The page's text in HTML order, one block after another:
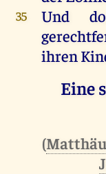
35 Und
ihren
Eine
(